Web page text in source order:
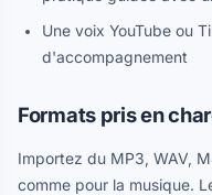
Une voix YouTube ou
d'accompagnement
Formats pris en
Importez du MP3, WAV,
comme pour la musique.